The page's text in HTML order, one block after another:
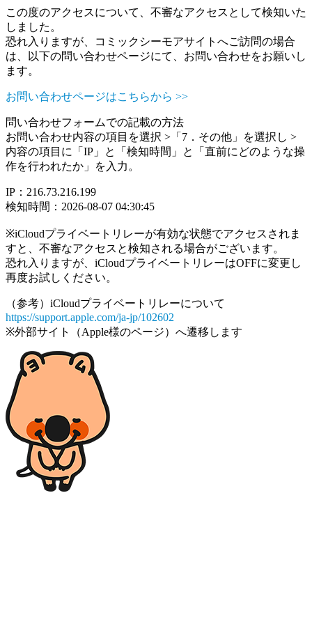
この度のアクセスについて、不審なアクセスとして検知いた
しました。
恐れ入りますが、コミックシーモアサイトへご訪問の場合
は、以下の問い合わせページにて、お問い合わせをお願いし
ます。
お問い合わせページはこちらから >>
問い合わせフォームでの記載の方法
お問い合わせ内容の項目を選択 >「7．その他」を選択し >
内容の項目に「IP」と「検知時間」と「直前にどのような操
作を行われたか」を入力。
IP：216.73.216.199
検知時間：2026-08-07 04:30:45
※iCloudプライベートリレーが有効な状態でアクセスされま
すと、不審なアクセスと検知される場合がございます。
恐れ入りますが、iCloudプライベートリレーはOFFに変更し
再度お試しください。
（参考）iCloudプライベートリレーについて
https://support.apple.com/ja-jp/102602
※外部サイト（Apple様のページ）へ遷移します